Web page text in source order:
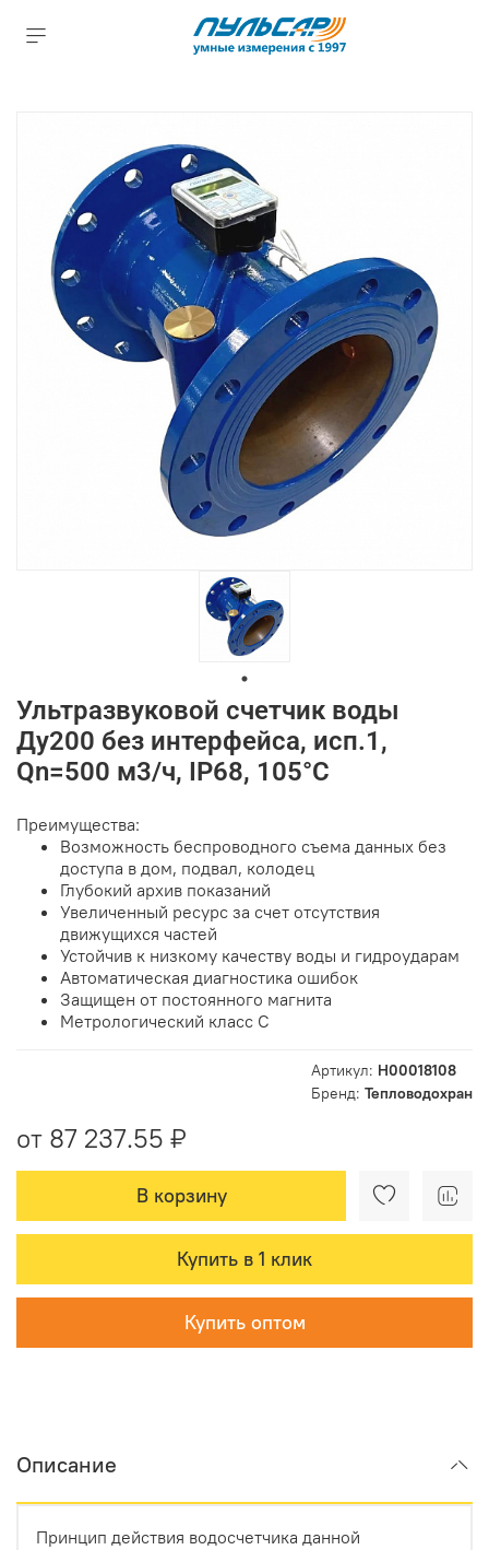
Артикул: Н00018108
Бренд: Тепловодохран
Ультразвуковой счетчик воды
Ду200 без интерфейса, исп.1,
Qn=500 м3/ч, IP68, 105°C
от 87 237.55 ₽
В корзину
Купить в 1 клик
Купить оптом
Преимущества:
Возможность беспроводного съема данных без
доступа в дом, подвал, колодец
Глубокий архив показаний
Увеличенный ресурс за счет отсутствия
движущихся частей
Устойчив к низкому качеству воды и гидроударам
Автоматическая диагностика ошибок
Защищен от постоянного магнита
Метрологический класс С
Описание
Принцип действия водосчетчика данной